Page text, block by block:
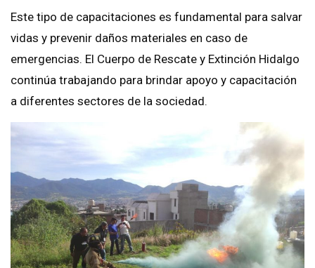
Este tipo de capacitaciones es fundamental para salvar
vidas y prevenir daños materiales en caso de
emergencias. El Cuerpo de Rescate y Extinción Hidalgo
continúa trabajando para brindar apoyo y capacitación
a diferentes sectores de la sociedad.